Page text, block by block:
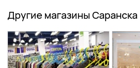
Другие магазины Саранска